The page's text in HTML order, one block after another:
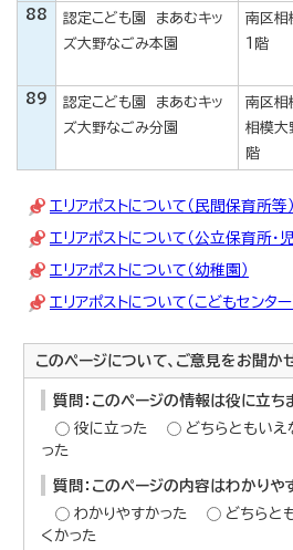
88
認定こども園 まあむキッ
ズ大野なごみ本園
南区
1階
89
認定こども園 まあむキッ
ズ大野なごみ分園
南区
相模大
階
エリアポストについて（民間保育所等）
エリアポストについて（公立保育所・
エリアポストについて（幼稚園）
エリアポストについて（こどもセンター
このページについて、ご意見をお聞か
質問：このページの情報は役に立ち
役に立った
どちらともいえ
った
質問：このページの内容はわかりや
わかりやすかった
どちらと
くかった